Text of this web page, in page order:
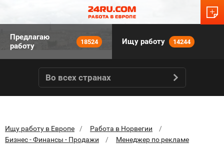
Предлагаю
работу
18524 Ищу работу 14244
Во всех странах
Ищу работу в Европе
Работа в Норвегии
Бизнес - Финансы - Продажи
Менеджер по рекламе